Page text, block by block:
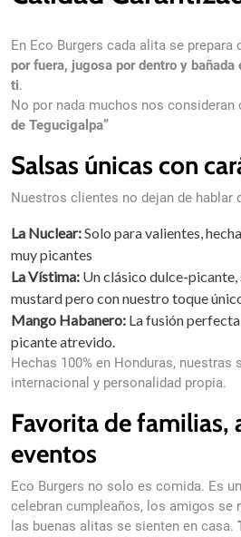
En Eco Burgers cada alita se prepara
por fuera, jugosa por dentro y
ti.
No por nada muchos nos consideran
de Tegucigalpa”
Cei care doresc să testeze
financiar permite rambursarea
ideal pentru clienții noi.
Salsas únicas con
Nuestros clientes no dejan de hablar
La Nuclear:Solo para valientes,
muy picantes
La Vístima: Un clásico dulce-picante,
mustard pero con nuestro toque
Mango Habanero: La fusión
picante atrevido.
Hechas 100% en Honduras, nuestras
internacional y personalidad propia.
Favorita de familias,
eventos
Eco Burgers no solo es comida. Es
celebran cumpleaños, los amigos se
las buenas alitas se sienten en casa.